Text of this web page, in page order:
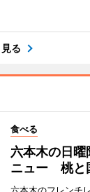
る
食べる
六本木の日曜
ニュー 桃と